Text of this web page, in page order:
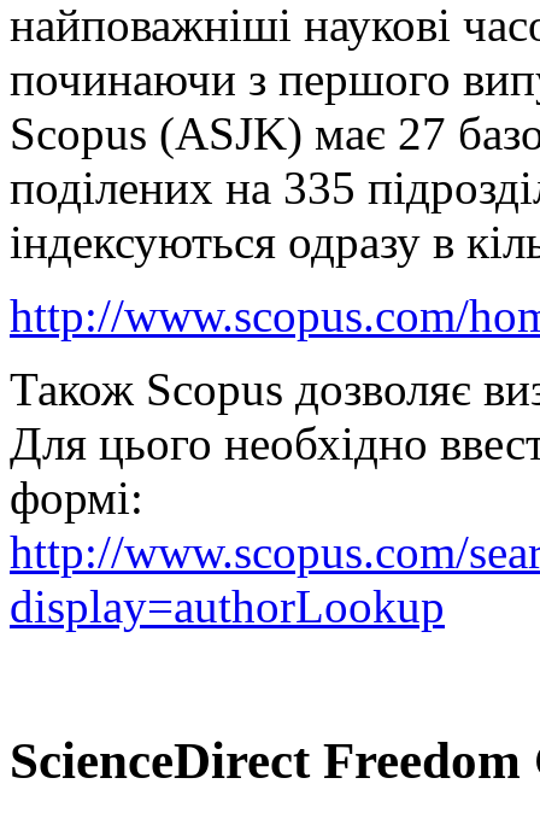
найповажніші наукові
починаючи з першого
Scopus (ASJK) має 27
поділених на 335
індексуються одразу в
http://www.scopus.com/
Також Scopus дозволяє
Для цього необхідно
формі:
http://www.scopus.com/
display=authorLookup
ScienceDirect